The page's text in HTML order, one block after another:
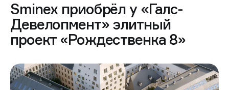
Sminex приобрёл у «Галс-
Девелопмент» элитный
проект «Рождественка 8»